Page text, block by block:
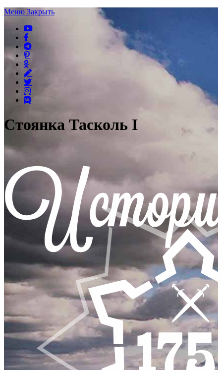
Меню Закрыть
Стоянка Тасколь I